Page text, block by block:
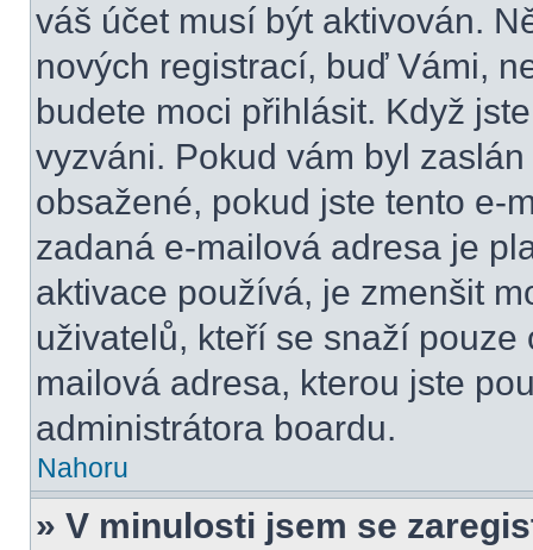
váš účet musí být aktivován.
nových registrací, buď Vámi,
budete moci přihlásit. Když
vyzváni. Pokud vám byl
obsažené, pokud jste tento e-
zadaná e-mailová adresa je
aktivace používá, je zmenšit
uživatelů, kteří se snaží
mailová adresa, kterou jste
administrátora boardu.
Nahoru
» V minulosti jsem se